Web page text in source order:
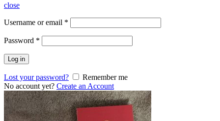
close
Username or email *
Password *
Log in
Lost your password?
Remember me
No account yet? Create an Account